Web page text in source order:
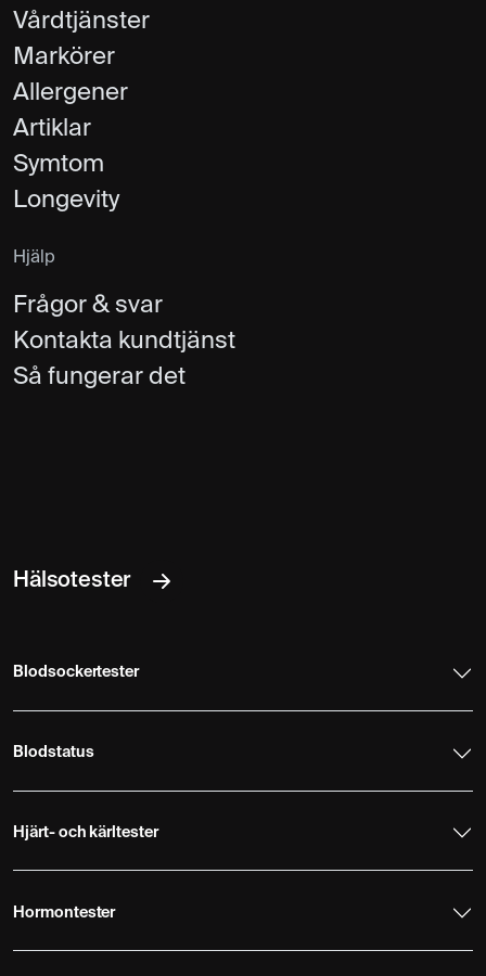
Vårdtjänster
Markörer
Allergener
Artiklar
Symtom
Longevity
Hjälp
Frågor & svar
Kontakta kundtjänst
Så fungerar det
Hälsotester
Blodsockertester
Blodstatus
Hjärt- och kärltester
Hormontester